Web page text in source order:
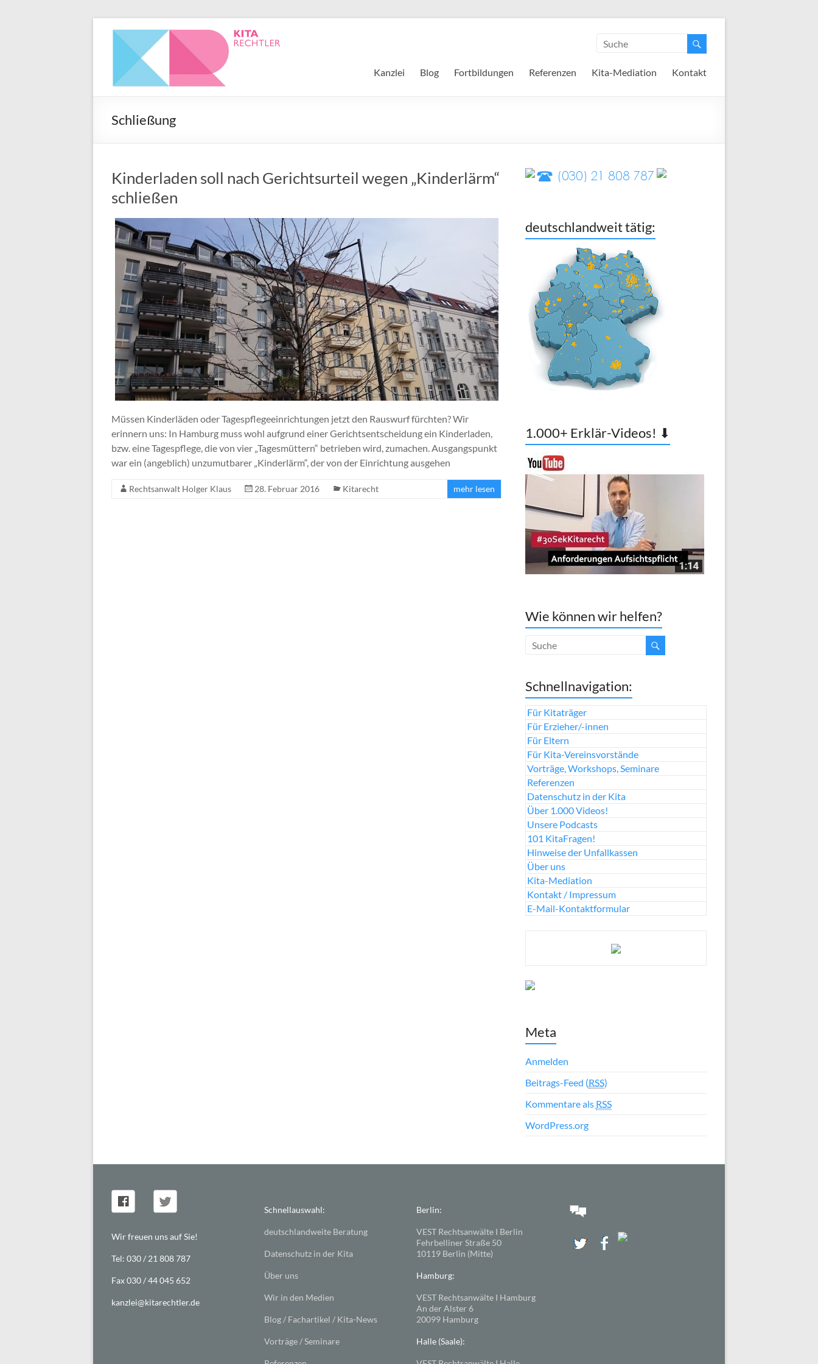
Kanzlei Blog Fortbildungen Referenzen Kita-Mediation Kontakt
Schließung
Kinderladen soll nach Gerichtsurteil wegen „Kinderlärm“
schließen
Müssen Kinderläden oder Tagespflegeeinrichtungen jetzt den Rauswurf fürchten? Wir
erinnern uns: In Hamburg muss wohl aufgrund einer Gerichtsentscheidung ein Kinderladen,
bzw. eine Tagespflege, die von vier „Tagesmüttern“ betrieben wird, zumachen. Ausgangspunkt
war ein (angeblich) unzumutbarer „Kinderlärm“, der von der Einrichtung ausgehen
Rechtsanwalt Holger Klaus 28. Februar 2016 Kitarecht mehr lesen
deutschlandweit tätig:
1.000+ Erklär-Videos! ⬇
Wie können wir helfen?
Schnellnavigation:
Für Kitaträger
Für Erzieher/-innen
Für Eltern
Für Kita-Vereinsvorstände
Vorträge, Workshops, Seminare
Referenzen
Datenschutz in der Kita
Über 1.000 Videos!
Unsere Podcasts
101 KitaFragen!
Hinweise der Unfallkassen
Über uns
Kita-Mediation
Kontakt / Impressum
E-Mail-Kontaktformular
Meta
Anmelden
Beitrags-Feed (RSS)
Kommentare als RSS
WordPress.org
Wir freuen uns auf Sie!
Tel: 030 / 21 808 787
Fax 030 / 44 045 652
kanzlei@kitarechtler.de
Schnellauswahl:
deutschlandweite Beratung
Datenschutz in der Kita
Über uns
Wir in den Medien
Blog / Fachartikel / Kita-News
Vorträge / Seminare
Berlin:
VEST Rechtsanwälte I Berlin
Fehrbelliner Straße 50
10119 Berlin (Mitte)
Hamburg:
VEST Rechtsanwälte I Hamburg
An der Alster 6
20099 Hamburg
Halle (Saale):